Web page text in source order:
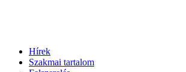
Hírek
Szakmai tartalom